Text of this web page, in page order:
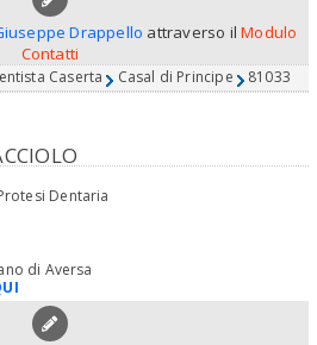
Drappello attraverso ilModulo
Contatti
Caserta Casal di Principe 81033
Dentaria
di Aversa